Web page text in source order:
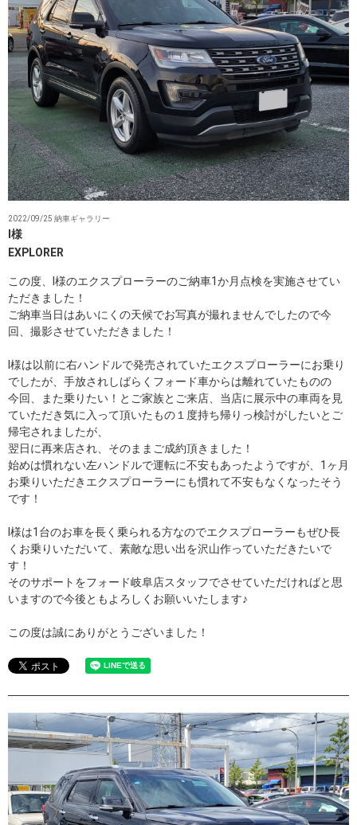
2022/09/25 納車ギャラリー
I様
EXPLORER
この度、I様のエクスプローラーのご納車1か月点検を実施させてい
ただきました！
ご納車当日はあいにくの天候でお写真が撮れませんでしたので今
回、撮影させていただきました！
I様は以前に右ハンドルで発売されていたエクスプローラーにお乗り
でしたが、手放されしばらくフォード車からは離れていたものの
今回、また乗りたい！とご家族とご来店、当店に展示中の車両を見
ていただき気に入って頂いたもの１度持ち帰りっ検討がしたいとご
帰宅されましたが、
翌日に再来店され、そのままご成約頂きました！
始めは慣れない左ハンドルで運転に不安もあったようですが、1ヶ月
お乗りいただきエクスプローラーにも慣れて不安もなくなったそう
です！
I様は1台のお車を長く乗られる方なのでエクスプローラーもぜひ長
くお乗りいただいて、素敵な思い出を沢山作っていただきたいで
す！
そのサポートをフォード岐阜店スタッフでさせていただければと思
いますので今後ともよろしくお願いいたします♪
この度は誠にありがとうございました！